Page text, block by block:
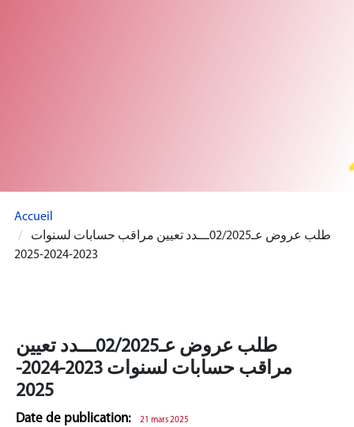
Accueil
2023-2024-2025
طلب عروض عـ02/2025ـــدد تعيين
مراقب حسابات لسنوات 2023-2024-
2025
Date de publication: 21 mars 2025